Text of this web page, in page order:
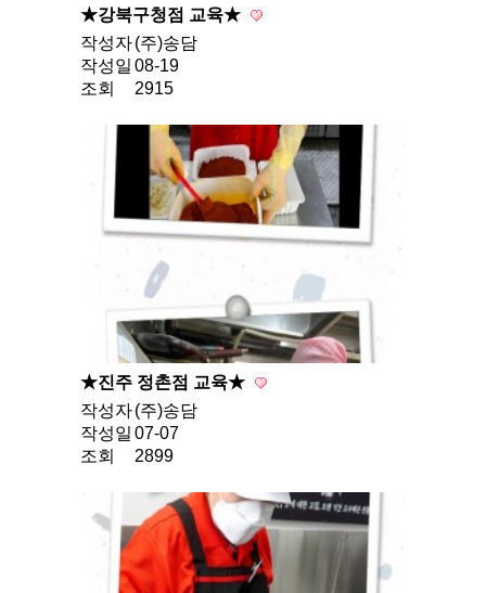
★강북구청점 교육★
작성자(주)송담
작성일 08-19
조회
2915
★진주 정촌점 교육★
작성자(주)송담
작성일 07-07
조회
2899